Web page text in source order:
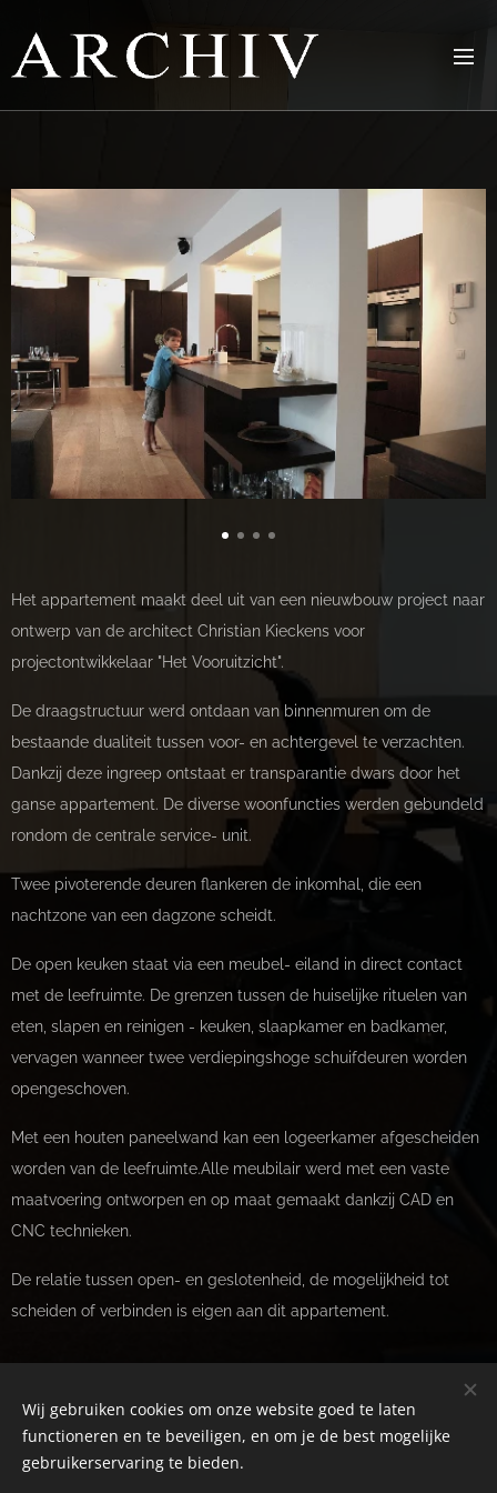
Het appartement maakt deel uit van een nieuwbouw project naar
ontwerp van de architect Christian Kieckens voor
projectontwikkelaar "Het Vooruitzicht".
De draagstructuur werd ontdaan van binnenmuren om de
bestaande dualiteit tussen voor- en achtergevel te verzachten.
Dankzij deze ingreep ontstaat er transparantie dwars door het
ganse appartement. De diverse woonfuncties werden gebundeld
rondom de centrale service- unit.
Twee pivoterende deuren flankeren de inkomhal, die een
nachtzone van een dagzone scheidt.
De open keuken staat via een meubel- eiland in direct contact
met de leefruimte. De grenzen tussen de huiselijke rituelen van
eten, slapen en reinigen - keuken, slaapkamer en badkamer,
vervagen wanneer twee verdiepingshoge schuifdeuren worden
opengeschoven.
Met een houten paneelwand kan een logeerkamer afgescheiden
worden van de leefruimte.Alle meubilair werd met een vaste
maatvoering ontworpen en op maat gemaakt dankzij CAD en
CNC technieken.
De relatie tussen open- en geslotenheid, de mogelijkheid tot
scheiden of verbinden is eigen aan dit appartement.
Wij gebruiken cookies om onze website goed te laten
functioneren en te beveiligen, en om je de best mogelijke
gebruikerservaring te bieden.